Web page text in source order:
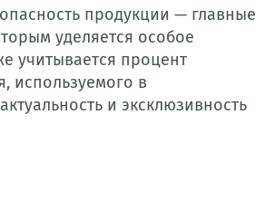
продукции — главные
уделяется особое
учитывается процент
используемого в
и эксклюзивность